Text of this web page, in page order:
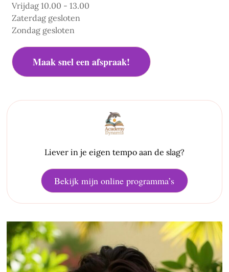
Vrijdag 10.00 - 13.00
Zaterdag gesloten
Zondag gesloten
Maak snel een afspraak!
Liever in je eigen tempo aan de slag?
Bekijk mijn online programma’s